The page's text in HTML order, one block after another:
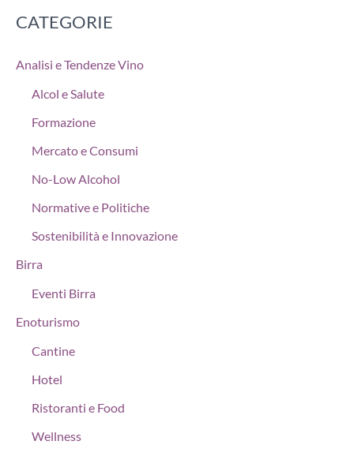
CATEGORIE
Analisi e Tendenze Vino
Alcol e Salute
Formazione
Mercato e Consumi
No-Low Alcohol
Normative e Politiche
Sostenibilità e Innovazione
Birra
Eventi Birra
Enoturismo
Cantine
Hotel
Ristoranti e Food
Wellness